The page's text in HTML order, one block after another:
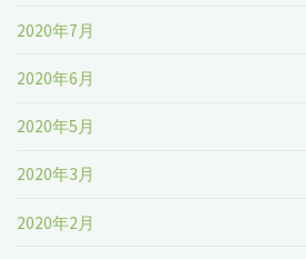
2020年7月
2020年6月
2020年5月
2020年3月
2020年2月